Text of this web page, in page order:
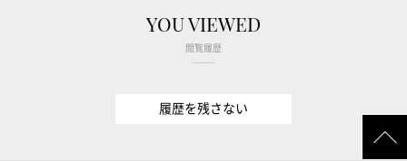
YOU VIEWED
閲覧履歴
履歴を残さない